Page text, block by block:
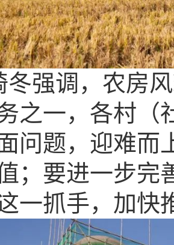
强调，农房风
之一，各村（
问题，迎难而
；要进一步完
一抓手，加快